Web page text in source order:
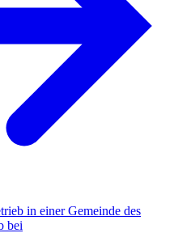
in einer Gemeinde des
bei